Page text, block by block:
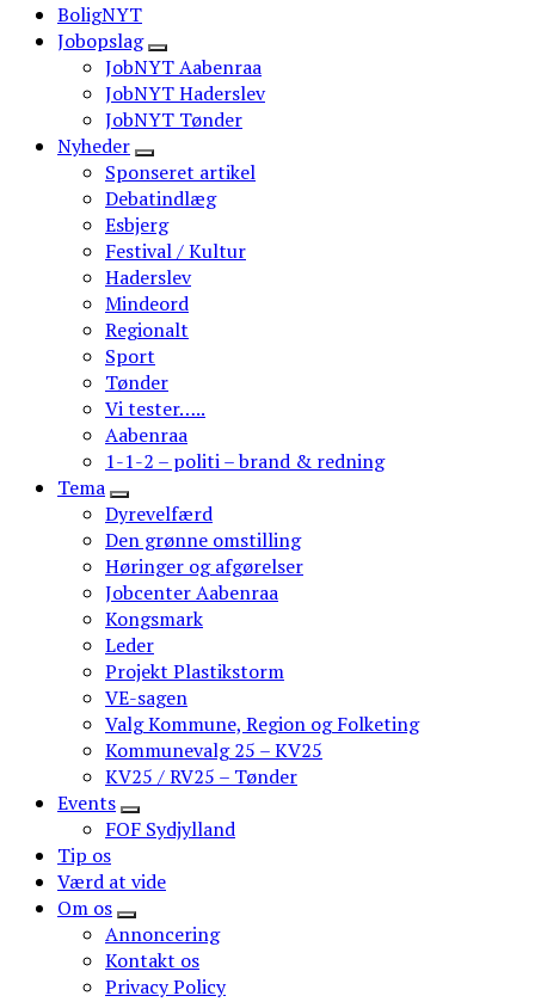
BoligNYT
Jobopslag
JobNYT Aabenraa
JobNYT Haderslev
JobNYT Tønder
Nyheder
Sponseret artikel
Debatindlæg
Esbjerg
Festival / Kultur
Haderslev
Mindeord
Regionalt
Sport
Tønder
Vi tester…..
Aabenraa
1-1-2 – politi – brand & redning
Tema
Dyrevelfærd
Den grønne omstilling
Høringer og afgørelser
Jobcenter Aabenraa
Kongsmark
Leder
Projekt Plastikstorm
VE-sagen
Valg Kommune, Region og Folketing
Kommunevalg 25 – KV25
KV25 / RV25 – Tønder
Events
FOF Sydjylland
Tip os
Værd at vide
Om os
Annoncering
Kontakt os
Privacy Policy